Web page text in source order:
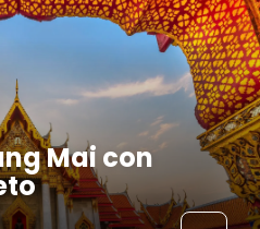
Mai con